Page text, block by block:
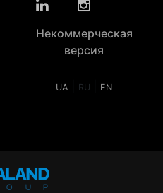
Некоммерческая
версия
UA RU EN